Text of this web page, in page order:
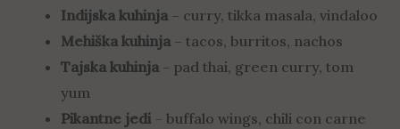
Indijska kuhinja– curry, tikka masala, vindaloo
Mehiška kuhinja– tacos, burritos, nachos
Tajska kuhinja– pad thai, green curry, tom
yum
Pikantne jedi– buffalo wings, chili con carne